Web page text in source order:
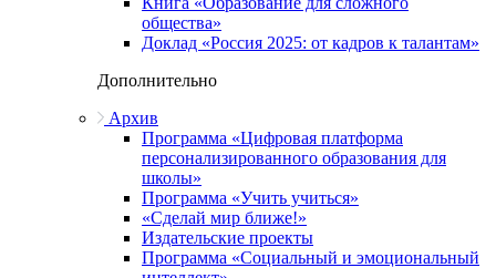
общества»
Доклад «Россия 2025: от кадров к талантам»
Дополнительно
Архив
Программа «Цифровая платформа
персонализированного образования для
школы»
Программа «Учить учиться»
«Сделай мир ближе!»
Издательские проекты
Программа «Социальный и эмоциональный